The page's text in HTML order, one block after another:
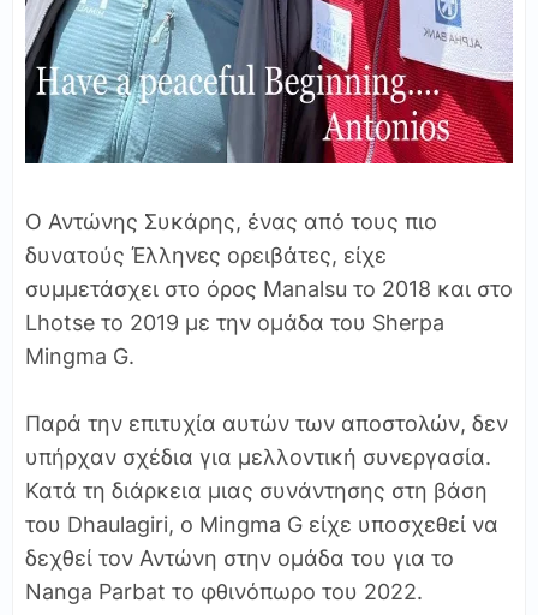
Ο Αντώνης Συκάρης, ένας από τους πιο
δυνατούς Έλληνες ορειβάτες, είχε
συμμετάσχει στο όρος Manalsu το 2018 και στο
Lhotse το 2019 με την ομάδα του Sherpa
Mingma G.
Παρά την επιτυχία αυτών των αποστολών, δεν
υπήρχαν σχέδια για μελλοντική συνεργασία.
Κατά τη διάρκεια μιας συνάντησης στη βάση
του Dhaulagiri, ο Mingma G είχε υποσχεθεί να
δεχθεί τον Αντώνη στην ομάδα του για το
Nanga Parbat το φθινόπωρο του 2022.